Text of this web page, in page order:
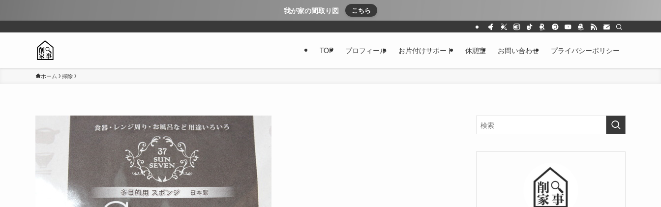
我が家の間取り図 こちら
TOP プロフィール お片付けサポート 休憩室 お問い合わせ プライバシーポリシー
ホーム 掃除